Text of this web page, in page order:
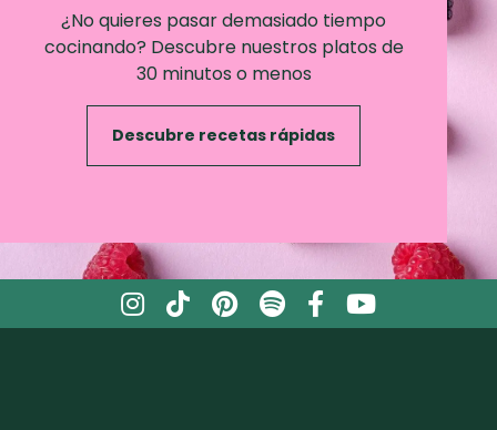
¿No quieres pasar demasiado tiempo
cocinando? Descubre nuestros platos de
30 minutos o menos
Descubre recetas rápidas